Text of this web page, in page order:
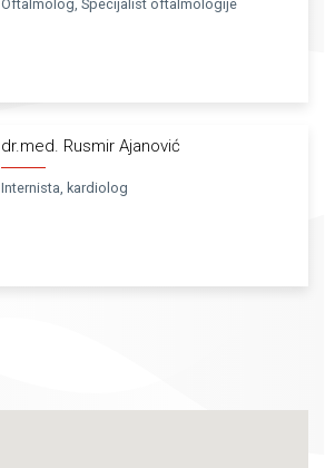
Oftalmolog, Specijalist oftalmologije
dr.med. Rusmir Ajanović
Internista, kardiolog